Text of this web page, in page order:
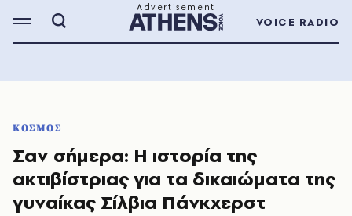
VOICE RADIO
ΚΟΣΜΟΣ
Σαν σήμερα: Η ιστορία της
ακτιβίστριας για τα δικαιώματα της
γυναίκας Σίλβια Πάνκχερστ